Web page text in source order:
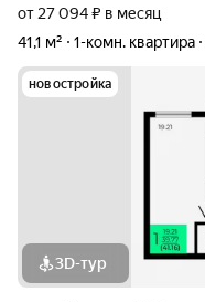
от 27 094 ₽ в месяц
41,1 м²
1-комн. квартира
новостройка
3D-тур